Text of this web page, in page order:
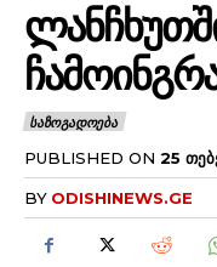
ᲡᲐᲖᲝᲒᲐᲓᲝᲔᲑᲐ
PUBLISHED ON 25
BY ODISHINEWS.GE